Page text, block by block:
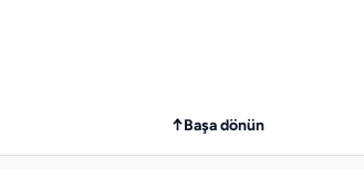
↑Başa dönün